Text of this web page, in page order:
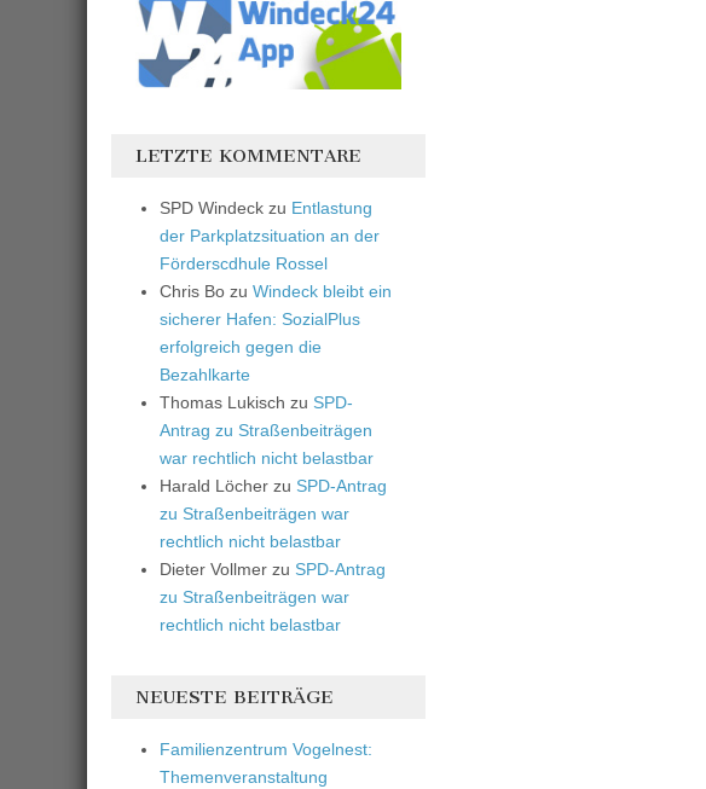
LETZTE KOMMENTARE
SPD Windeck zu Entlastung
der Parkplatzsituation an der
Förderscdhule Rossel
Chris Bo zu Windeck bleibt ein
sicherer Hafen: SozialPlus
erfolgreich gegen die
Bezahlkarte
Thomas Lukisch zu SPD-
Antrag zu Straßenbeiträgen
war rechtlich nicht belastbar
Harald Löcher zu SPD-Antrag
zu Straßenbeiträgen war
rechtlich nicht belastbar
Dieter Vollmer zu SPD-Antrag
zu Straßenbeiträgen war
rechtlich nicht belastbar
NEUESTE BEITRÄGE
Familienzentrum Vogelnest:
Themenveranstaltung